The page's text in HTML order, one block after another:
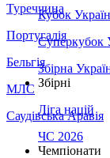
Туреччина
Португалія
Бельгія
МЛС
Саудівська Аравія
Кубок
Суперкубок
Збірна
Збірні
Ліга націй
ЧС 2026
Чемпіонати